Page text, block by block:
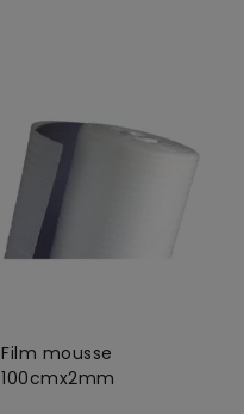
Film mousse
100cmx2mm